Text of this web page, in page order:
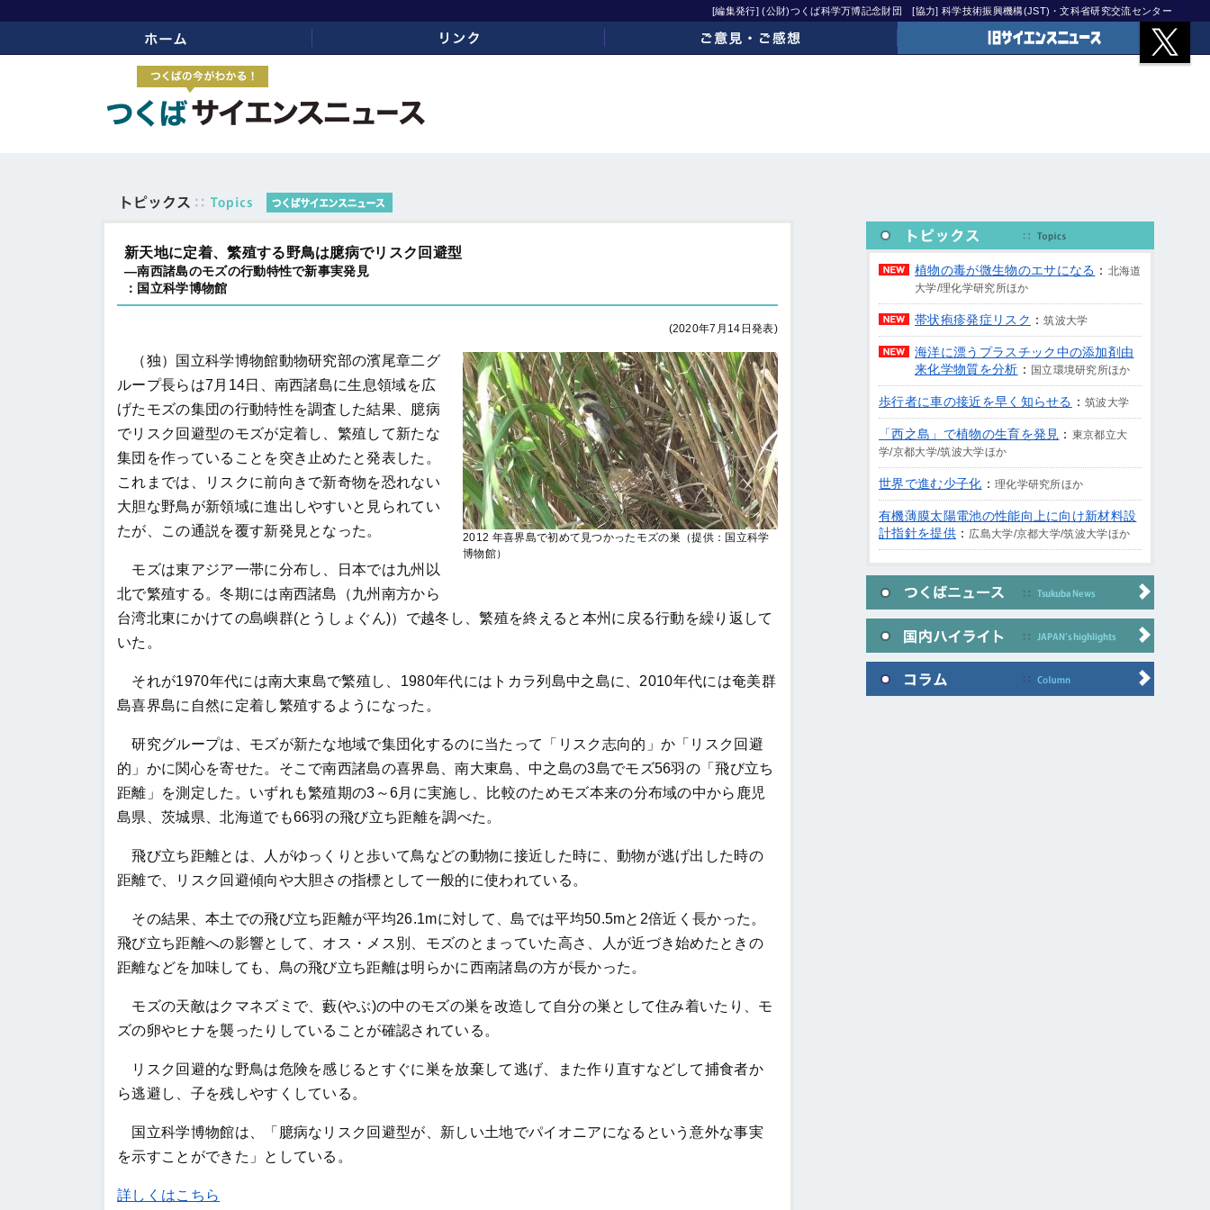
[編集発行] (公財)つくば科学万博記念財団 [協力] 科学技術振興機構(JST)・文科省研究交流センター
ホーム リンク ご意見・ご感想 旧サイエンスニュース
新天地に定着、繁殖する野鳥は臆病でリスク回避型
―南西諸島のモズの行動特性で新事実発見
：国立科学博物館
(2020年7月14日発表)
2012 年喜界島で初めて見つかったモズの巣（提供：国立科学
博物館）
（独）国立科学博物館動物研究部の濱尾章二グ
ループ長らは7月14日、南西諸島に生息領域を広
げたモズの集団の行動特性を調査した結果、臆病
でリスク回避型のモズが定着し、繁殖して新たな
集団を作っていることを突き止めたと発表した。
これまでは、リスクに前向きで新奇物を恐れない
大胆な野鳥が新領域に進出しやすいと見られてい
たが、この通説を覆す新発見となった。
モズは東アジア一帯に分布し、日本では九州以
北で繁殖する。冬期には南西諸島（九州南方から
台湾北東にかけての島嶼群(とうしょぐん)）で越冬し、繁殖を終えると本州に戻る行動を繰り返して
いた。
それが1970年代には南大東島で繁殖し、1980年代にはトカラ列島中之島に、2010年代には奄美群
島喜界島に自然に定着し繁殖するようになった。
研究グループは、モズが新たな地域で集団化するのに当たって「リスク志向的」か「リスク回避
的」かに関心を寄せた。そこで南西諸島の喜界島、南大東島、中之島の3島でモズ56羽の「飛び立ち
距離」を測定した。いずれも繁殖期の3～6月に実施し、比較のためモズ本来の分布域の中から鹿児
島県、茨城県、北海道でも66羽の飛び立ち距離を調べた。
飛び立ち距離とは、人がゆっくりと歩いて鳥などの動物に接近した時に、動物が逃げ出した時の
距離で、リスク回避傾向や大胆さの指標として一般的に使われている。
その結果、本土での飛び立ち距離が平均26.1mに対して、島では平均50.5mと2倍近く長かった。
飛び立ち距離への影響として、オス・メス別、モズのとまっていた高さ、人が近づき始めたときの
距離などを加味しても、鳥の飛び立ち距離は明らかに西南諸島の方が長かった。
モズの天敵はクマネズミで、藪(やぶ)の中のモズの巣を改造して自分の巣として住み着いたり、モ
ズの卵やヒナを襲ったりしていることが確認されている。
リスク回避的な野鳥は危険を感じるとすぐに巣を放棄して逃げ、また作り直すなどして捕食者か
ら逃避し、子を残しやすくしている。
国立科学博物館は、「臆病なリスク回避型が、新しい土地でパイオニアになるという意外な事実
を示すことができた」としている。
詳しくはこちら
植物の毒が微生物のエサになる ： 北海道
大学/理化学研究所ほか
帯状疱疹発症リスク ：筑波大学
海洋に漂うプラスチック中の添加剤由
来化学物質を分析 ： 国立環境研究所ほか
歩行者に車の接近を早く知らせる ：筑波大学
「西之島」で植物の生育を発見 ： 東京都立大
学/京都大学/筑波大学ほか
世界で進む少子化 ： 理化学研究所ほか
有機薄膜太陽電池の性能向上に向け新材料設
計指針を提供： 広島大学/京都大学/筑波大学ほか